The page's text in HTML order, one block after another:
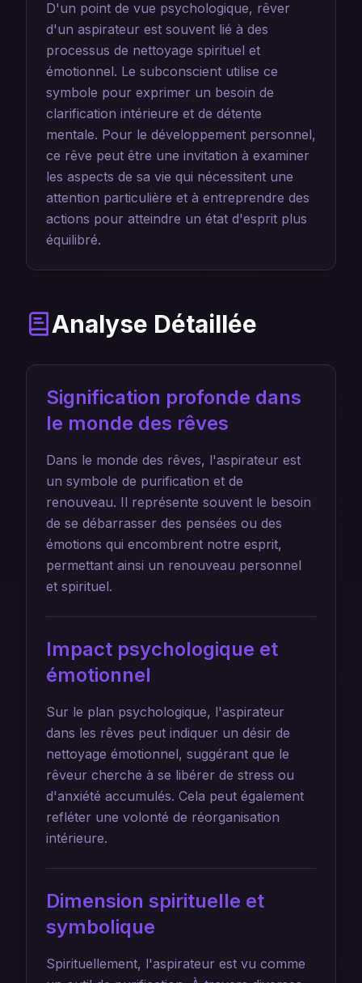
D'un point de vue psychologique, rêver
d'un aspirateur est souvent lié à des
processus de nettoyage spirituel et
émotionnel. Le subconscient utilise ce
symbole pour exprimer un besoin de
clarification intérieure et de détente
mentale. Pour le développement personnel,
ce rêve peut être une invitation à examiner
les aspects de sa vie qui nécessitent une
attention particulière et à entreprendre des
actions pour atteindre un état d'esprit plus
équilibré.
Analyse Détaillée
Signification profonde dans
le monde des rêves
Dans le monde des rêves, l'aspirateur est
un symbole de purification et de
renouveau. Il représente souvent le besoin
de se débarrasser des pensées ou des
émotions qui encombrent notre esprit,
permettant ainsi un renouveau personnel
et spirituel.
Impact psychologique et
émotionnel
Sur le plan psychologique, l'aspirateur
dans les rêves peut indiquer un désir de
nettoyage émotionnel, suggérant que le
rêveur cherche à se libérer de stress ou
d'anxiété accumulés. Cela peut également
refléter une volonté de réorganisation
intérieure.
Dimension spirituelle et
symbolique
Spirituellement, l'aspirateur est vu comme